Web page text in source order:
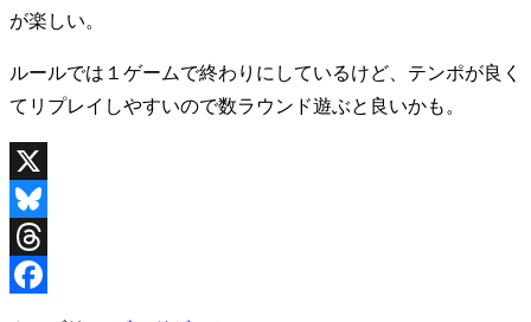
が楽しい。
ルールでは１ゲームで終わりにしているけど、テンポが良く
てリプレイしやすいので数ラウンド遊ぶと良いかも。
X
Bluesky
Threads